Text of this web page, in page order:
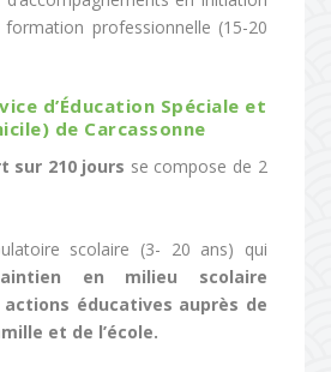
professionnelle (15-20
d’Éducation Spéciale et
de Carcassonne
sur 210 jours se compose de 2
scolaire (3- 20 ans) qui
en milieu scolaire
éducatives auprès de
et de l’école.